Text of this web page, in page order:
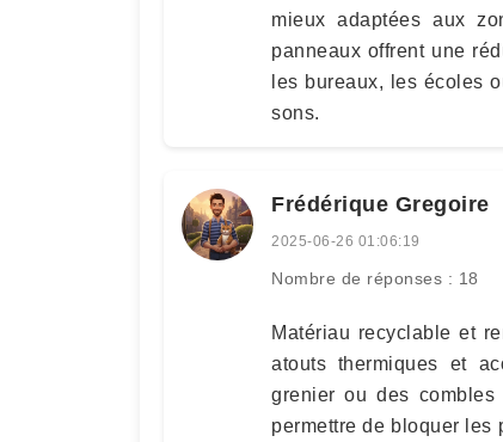
mieux adaptées aux
panneaux offrent une
les bureaux, les écoles
sons.
Frédérique Gregoire
2025-06-26 01:06:19
Nombre de réponses : 18
Matériau recyclable et
atouts thermiques et
grenier ou des
permettre de bloquer les